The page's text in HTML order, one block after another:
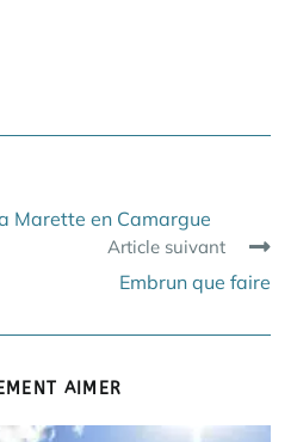
Marette en Camargue
Article suivant
Embrun que faire
AIMER